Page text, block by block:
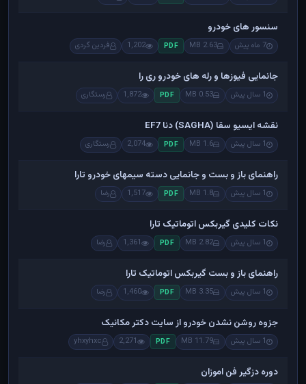
سنسور های خودرو
7 ماه پیش 2.63 MB
PDF
1,202 فردین گردی
جانمایی فیوزها و رله های خودرو ری را
1 سال پیش 0.53 MB
PDF
1,872 رستگاری
نقشه ایسیو سقا (SAGHA) دنا EF7
1 سال پیش 1.6 MB
PDF
2,074 رستگاری
راهنمای باز و بست و جانمایی دسته سیمهای خودرو تارا
1 سال پیش 1.8 MB
PDF
1,517 رضا
نکات کلیدی گیربکس اتوماتیک تارا
1 سال پیش 2.82 MB
PDF
1,361 رضا
راهنمای باز و بست گیربکس اتوماتیک تارا
1 سال پیش 3.35 MB
PDF
1,460 رضا
جزوه روشن نشدن خودرو از سایت دکتر مکانیک
1 سال پیش 11.79 MB
PDF
2,271
yhxyhxc
دوره دزگیر فن اموزان